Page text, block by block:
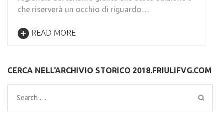
che riserverà un occhio di riguardo…
READ MORE
CERCA NELL’ARCHIVIO STORICO 2018.FRIULIFVG.COM
Search
for: